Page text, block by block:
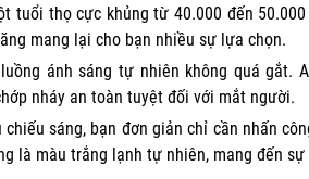
tuổi thọ cực khủng từ 40.000 đến
mang lại cho bạn nhiều sự lựa chọn.
ánh sáng tự nhiên không quá gắt.
nháy an toàn tuyệt đối với mắt người.
sáng, bạn đơn giản chỉ cần nhấn
là màu trắng lạnh tự nhiên, mang đến